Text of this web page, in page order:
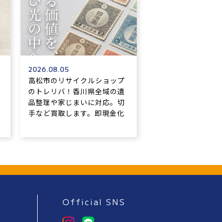
2026.08.05
高松市のリサイクルショップ
のトレリバ！香川県全域の遺
品整理や家じまいに対応。切
手など買取します。即現金化
Official SNS